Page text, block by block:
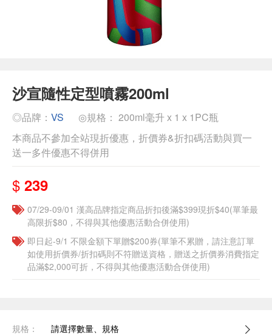
沙宣隨性定型噴霧200ml
◎品牌： VS
◎規格： 200ml毫升 x 1 x 1PC瓶
本商品不參加全站現折優惠，折價券&折扣碼活動與買一
送一多件優惠不得併用
$ 239
07/29-09/01 漢高品牌指定商品折扣後滿$399現折$40(單筆最
高限折$80，不得與其他優惠活動合併使用)
即日起-9/1 不限金額下單贈$200券(單筆不累贈，請注意訂單
如使用折價券/折扣碼則不符贈送資格，贈送之折價券消費指定
品滿$2,000可折，不得與其他優惠活動合併使用)
規格： 請選擇數量、規格